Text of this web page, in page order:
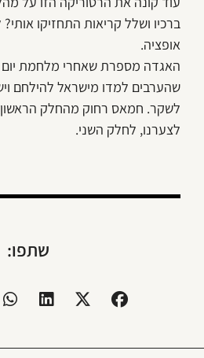
ברכיו ושלל קריאות התחזיקו
אופציה.
האגדה מספרת שאחרי מלחמת יום
שהערבים למדו מישראל להילחם
לשקר. חמאס רחוק מהחלק
לצערנו, לחלק השני.
שתפו: